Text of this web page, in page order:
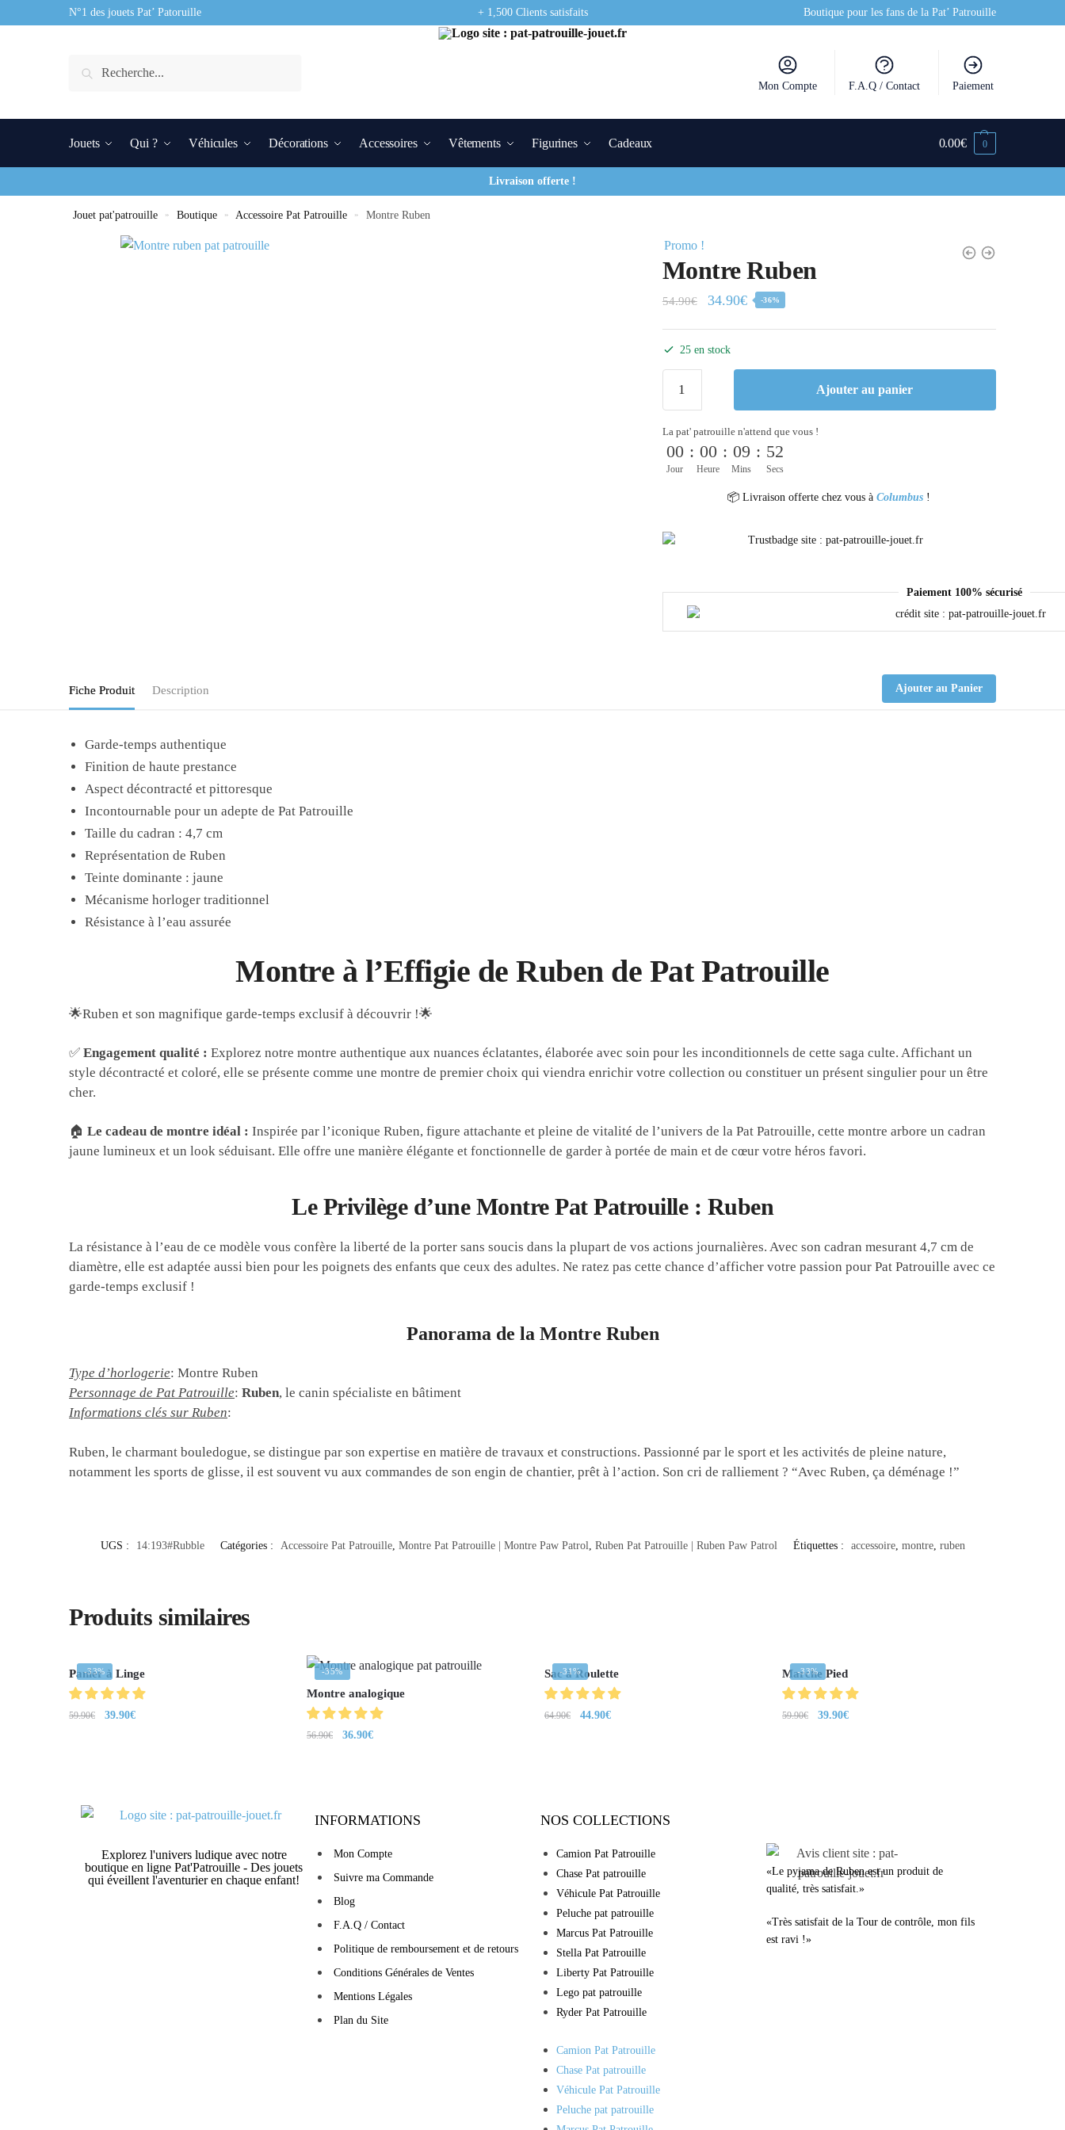
N°1 des jouets Pat’ Patoruille + 1,500 Clients satisfaits Boutique pour les fans de la Pat’ Patrouille
Recherche
Mon Compte F.A.Q / Contact Paiement
Jouets Qui ? Véhicules Décorations Accessoires Vêtements Figurines Cadeaux 0.00€ 0
Livraison offerte !
Jouet pat'patrouille » Boutique » Accessoire Pat Patrouille » Montre Ruben
Promo !
Montre Ruben
54.90€ 34.90€ -36%
25 en stock
Ajouter au panier
La pat' patrouille n'attend que vous !
00
Jour
: 00
Heure
: 09
Mins
: 51
Secs
📦 Livraison offerte chez vous àColumbus !
Paiement 100% sécurisé
Fiche Produit Description Ajouter au Panier
Garde-temps authentique
Finition de haute prestance
Aspect décontracté et pittoresque
Incontournable pour un adepte de Pat Patrouille
Taille du cadran : 4,7 cm
Représentation de Ruben
Teinte dominante : jaune
Mécanisme horloger traditionnel
Résistance à l’eau assurée
Montre à l’Effigie de Ruben de Pat Patrouille
🌟Ruben et son magnifique garde-temps exclusif à découvrir !🌟
✅Engagement qualité : Explorez notre montre authentique aux nuances éclatantes, élaborée avec soin pour les inconditionnels de cette saga culte. Affichant un
style décontracté et coloré, elle se présente comme une montre de premier choix qui viendra enrichir votre collection ou constituer un présent singulier pour un être
cher.
🏠Le cadeau de montre idéal : Inspirée par l’iconique Ruben, figure attachante et pleine de vitalité de l’univers de la Pat Patrouille, cette montre arbore un cadran
jaune lumineux et un look séduisant. Elle offre une manière élégante et fonctionnelle de garder à portée de main et de cœur votre héros favori.
Le Privilège d’une Montre Pat Patrouille : Ruben
La résistance à l’eau de ce modèle vous confère la liberté de la porter sans soucis dans la plupart de vos actions journalières. Avec son cadran mesurant 4,7 cm de
diamètre, elle est adaptée aussi bien pour les poignets des enfants que ceux des adultes. Ne ratez pas cette chance d’afficher votre passion pour Pat Patrouille avec ce
garde-temps exclusif !
Panorama de la Montre Ruben
Type d’horlogerie: Montre Ruben
Personnage de Pat Patrouille:Ruben, le canin spécialiste en bâtiment
Informations clés sur Ruben:
Ruben, le charmant bouledogue, se distingue par son expertise en matière de travaux et constructions. Passionné par le sport et les activités de pleine nature,
notamment les sports de glisse, il est souvent vu aux commandes de son engin de chantier, prêt à l’action. Son cri de ralliement ? “Avec Ruben, ça déménage !”
UGS : 14:193#Rubble Catégories : Accessoire Pat Patrouille, Montre Pat Patrouille | Montre Paw Patrol, Ruben Pat Patrouille | Ruben Paw Patrol Étiquettes : accessoire, montre, ruben
Produits similaires
-33%
Panier à Linge
59.90€ 39.90€
-35%
Montre analogique
56.90€ 36.90€
-31%
Sac à Roulette
64.90€ 44.90€
-33%
Marche Pied
59.90€ 39.90€
Explorez l'univers ludique avec notre
boutique en ligne Pat'Patrouille - Des jouets
qui éveillent l'aventurier en chaque enfant!
INFORMATIONS
Mon Compte
Suivre ma Commande
Blog
F.A.Q / Contact
Politique de remboursement et de retours
Conditions Générales de Ventes
Mentions Légales
Plan du Site
NOS COLLECTIONS
Camion Pat Patrouille
Chase Pat patrouille
Véhicule Pat Patrouille
Peluche pat patrouille
Marcus Pat Patrouille
Stella Pat Patrouille
Liberty Pat Patrouille
Lego pat patrouille
Ryder Pat Patrouille
Camion Pat Patrouille
Chase Pat patrouille
Véhicule Pat Patrouille
Peluche pat patrouille
«Le pyjama de Ruben est un produit de
qualité, très satisfait.»
«Très satisfait de la Tour de contrôle, mon fils
est ravi !»